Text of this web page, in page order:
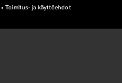
•Toimitus- ja käyttöehdot